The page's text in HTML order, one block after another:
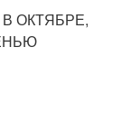
В ОКТЯБРЕ,